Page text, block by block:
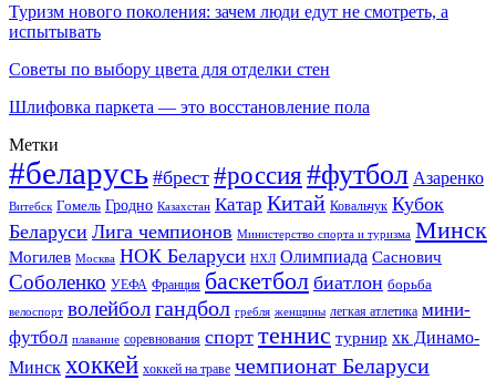
Туризм нового поколения: зачем люди едут не смотреть, а
испытывать
Советы по выбору цвета для отделки стен
Шлифовка паркета — это восстановление пола
Метки
#беларусь #брест #россия#футбол Азаренко
Витебск Гомель Гродно Казахстан Катар Китай Ковальчук Кубок
Беларуси Лига чемпионов Министерство спорта и туризма Минск
Могилев Москва НОК Беларуси НХЛ Олимпиада Саснович
Соболенко УЕФА Франция баскетбол биатлон борьба
велоспорт волейболгандбол гребля женщины легкая атлетика мини-
футбол плавание соревнования спорт теннис турнир хк Динамо-
Минск хоккей хоккей на траве чемпионат Беларуси